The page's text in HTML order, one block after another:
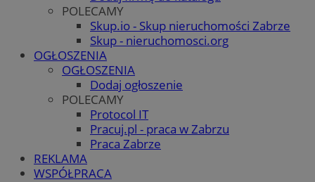
POLECAMY
Skup.io - Skup nieruchomości Zabrze
Skup - nieruchomosci.org
OGŁOSZENIA
OGŁOSZENIA
Dodaj ogłoszenie
POLECAMY
Protocol IT
Pracuj.pl - praca w Zabrzu
Praca Zabrze
REKLAMA
WSPÓŁPRACA